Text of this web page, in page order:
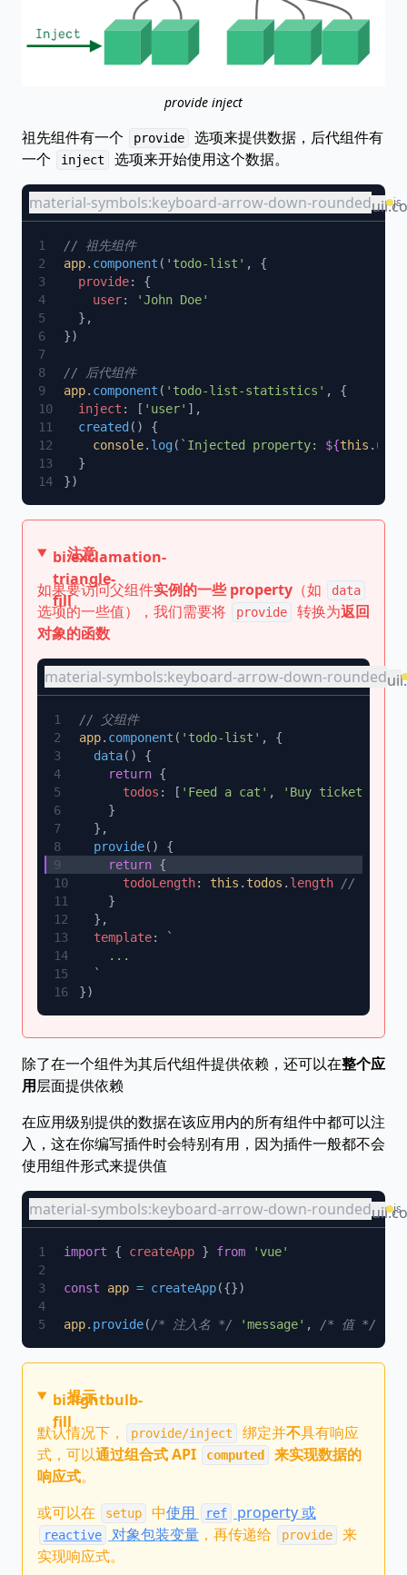
provide inject
祖先组件有一个 provide
选项来提供数据，后代组件有
一个
inject 选项来开始使用这个数据。
material-symbols:keyboard-arrow-down-rounded js
app. component ( 'todo-list'
  provide
    user
:
app. component ( 'todo-list-statistics'
  inject
: [ 'user'
  created
    console
. log( `Injected property: ${this . user
bi:exclamation-
triangle-
fill
注意
如果要访问父组件实例的一些 property （如 data
选项的一些值），我们需要将 provide 转换为返回
对象的函数
material-symbols:keyboard-arrow-down-rounded
app. component ( 'todo-list'
  data
    return
      todos
: [ 'Feed a cat' , 'Buy tickets'
  provide
    return
      todoLength
: this . todos . length
  template
:
除了在一个组件为其后代组件提供依赖，还可以在整个应
用层面提供依赖
在应用级别提供的数据在该应用内的所有组件中都可以注
入，这在你编写插件时会特别有用，因为插件一般都不会
使用组件形式来提供值
material-symbols:keyboard-arrow-down-rounded js
import { createApp } from
const app = createApp
app. provide( /* 注入名 */ 'message' , /* 值 */
bi:lightbulb-
fill
提示
默认情况下，
provide/inject 绑定并不具有响应
式，可以通过组合式 API computed
来实现数据的
响应式。
或可以在
setup 中使用 ref property 或
reactive 对象包装变量 ，再传递给 provide
来
实现响应式。